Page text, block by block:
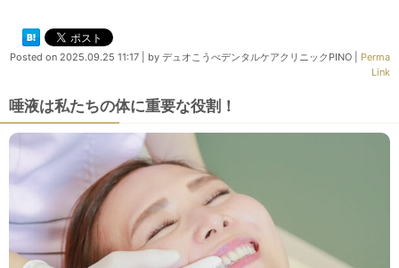
Posted on 2025.09.25 11:17 by デュオこうべデンタルケアクリニックPINO
Perma
Link
唾液は私たちの体に重要な役割！